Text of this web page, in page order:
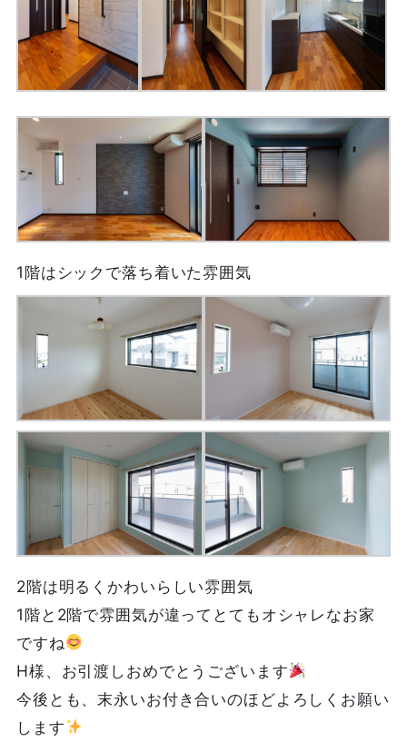
1階はシックで落ち着いた雰囲気
2階は明るくかわいらしい雰囲気
1階と2階で雰囲気が違ってとてもオシャレなお家
ですね
H様、お引渡しおめでとうございます
今後とも、末永いお付き合いのほどよろしくお願い
します